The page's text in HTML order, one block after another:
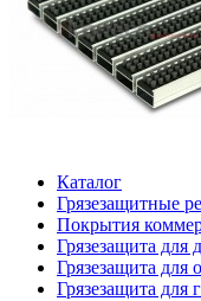
Каталог
Грязезащитные
Покрытия
Грязезащита для
Грязезащита для
Грязезащита для